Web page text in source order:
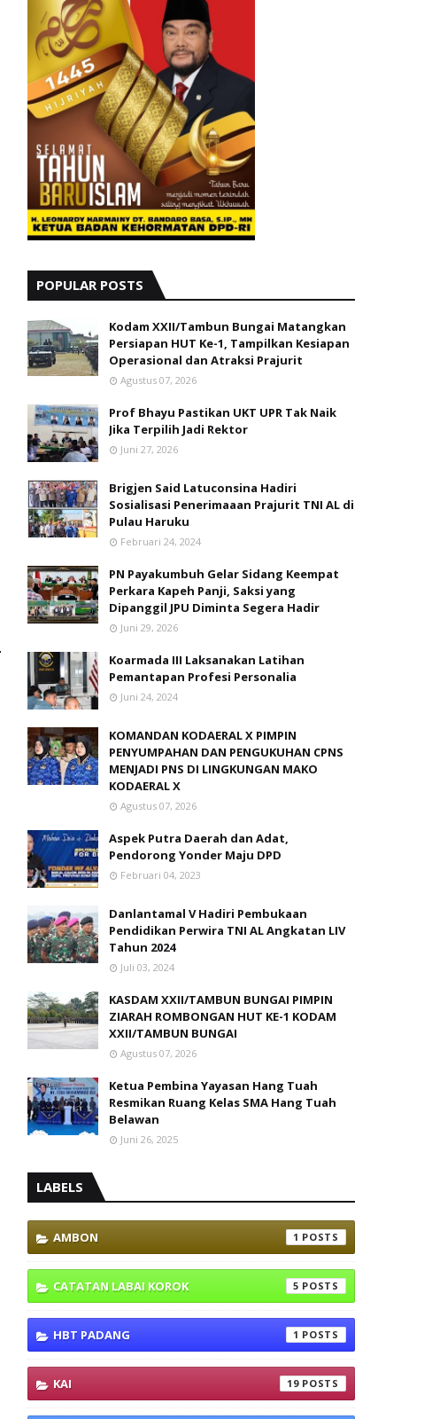
POPULAR POSTS
Kodam XXII/Tambun Bungai Matangkan
Persiapan HUT Ke-1, Tampilkan Kesiapan
Operasional dan Atraksi Prajurit
Agustus 07, 2026
Prof Bhayu Pastikan UKT UPR Tak Naik
Jika Terpilih Jadi Rektor
Juni 27, 2026
Brigjen Said Latuconsina Hadiri
Sosialisasi Penerimaaan Prajurit TNI AL di
Pulau Haruku
Februari 24, 2024
PN Payakumbuh Gelar Sidang Keempat
Perkara Kapeh Panji, Saksi yang
Dipanggil JPU Diminta Segera Hadir
Juni 29, 2026
Koarmada III Laksanakan Latihan
Pemantapan Profesi Personalia
Juni 24, 2024
KOMANDAN KODAERAL X PIMPIN
PENYUMPAHAN DAN PENGUKUHAN CPNS
MENJADI PNS DI LINGKUNGAN MAKO
KODAERAL X
Agustus 07, 2026
Aspek Putra Daerah dan Adat,
Pendorong Yonder Maju DPD
Februari 04, 2023
Danlantamal V Hadiri Pembukaan
Pendidikan Perwira TNI AL Angkatan LIV
Tahun 2024
Juli 03, 2024
KASDAM XXII/TAMBUN BUNGAI PIMPIN
ZIARAH ROMBONGAN HUT KE-1 KODAM
XXII/TAMBUN BUNGAI
Agustus 07, 2026
Ketua Pembina Yayasan Hang Tuah
Resmikan Ruang Kelas SMA Hang Tuah
Belawan
Juni 26, 2025
LABELS
AMBON 1
CATATAN LABAI KOROK 5
HBT PADANG 1
KAI 19